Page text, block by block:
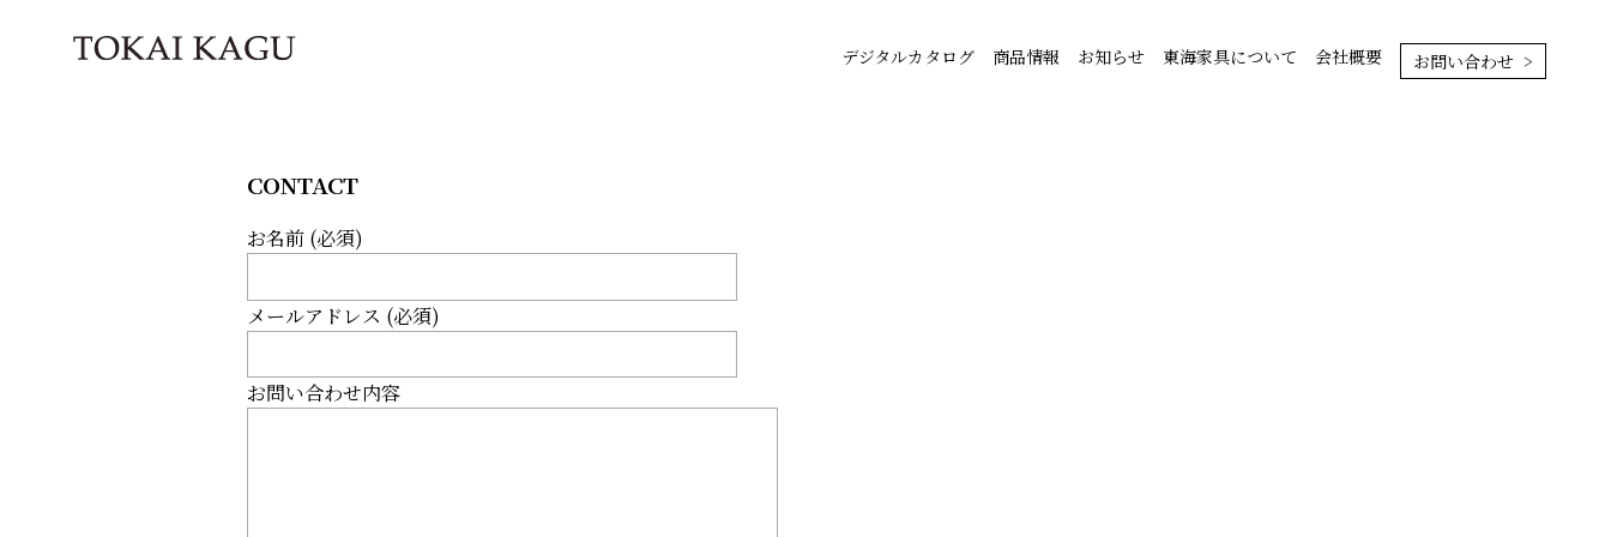
デジタルカタログ 商品情報 お知らせ 東海家具について 会社概要 お問い合わせ >
CONTACT
お名前 (必須)
メールアドレス (必須)
お問い合わせ内容